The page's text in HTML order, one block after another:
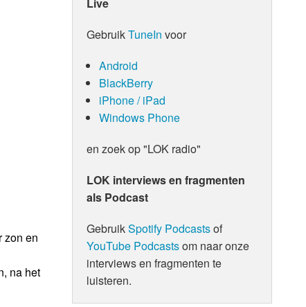
zon en
na het
GebruikTuneIn voor
Android
BlackBerry
iPhone / iPad
Windows Phone
en zoek op "LOK radio"
LOK interviews en fragmenten
als Podcast
GebruikSpotify Podcastsof
YouTube Podcastsom naar onze
interviews en fragmenten te
luisteren.